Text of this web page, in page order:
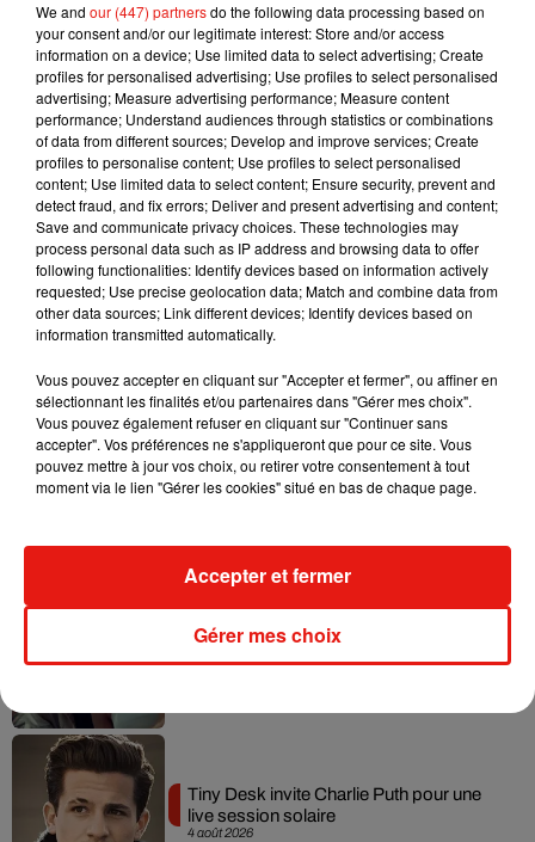
7 août 2026
dans son nouveau clip
Madonna sort enfin le remix de « Love
Sensation » avec Kylie Minogue
Tayc et Didi B dévoilent le single le plus
dansant de l’année
Angèle et Amélie Lens dévoilent leur
collaboration tant attendue
Benny Blanco invite Selena Gomez et
4 août 2026
Tiny Desk invite Charlie Puth pour une
live session solaire
We and our (447) partnersdo the following data processing based on
your consent and/or our legitimate interest: Store and/or access
information on a device; Use limited data to select advertising; Create
profiles for personalised advertising; Use profiles to select personalised
advertising; Measure advertising performance; Measure content
performance; Understand audiences through statistics or combinations
of data from different sources; Develop and improve services; Create
profiles to personalise content; Use profiles to select personalised
content; Use limited data to select content; Ensure security, prevent and
detect fraud, and fix errors; Deliver and present advertising and content;
Save and communicate privacy choices. These technologies may
process personal data such as IP address and browsing data to offer
following functionalities: Identify devices based on information actively
requested; Use precise geolocation data; Match and combine data from
other data sources; Link different devices; Identify devices based on
information transmitted automatically.
Vous pouvez accepter en cliquant sur "Accepter et fermer", ou affiner en
sélectionnant les finalités et/ou partenaires dans "Gérer mes choix".
Vous pouvez également refuser en cliquant sur "Continuer sans
accepter". Vos préférences ne s'appliqueront que pour ce site. Vous
pouvez mettre à jour vos choix, ou retirer votre consentement à tout
moment via le lien "Gérer les cookies" situé en bas de chaque page.
Gérer mes choix
Accepter et fermer